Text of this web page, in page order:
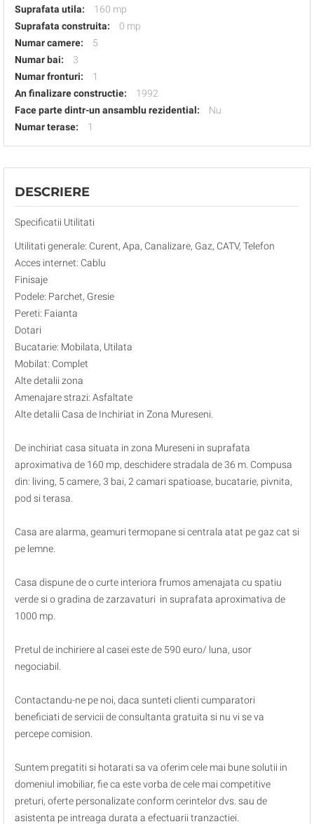
Suprafata utila:
160 mp
Suprafata construita:
0 mp
Numar camere:
5
Numar bai:
3
Numar fronturi:
1
An finalizare constructie:
1992
Face parte dintr-un ansamblu rezidential:
Nu
Numar terase:
1
DESCRIERE
Specificatii Utilitati
Utilitati generale: Curent, Apa, Canalizare, Gaz, CATV, Telefon
Acces internet: Cablu
Finisaje
Podele: Parchet, Gresie
Pereti: Faianta
Dotari
Bucatarie: Mobilata, Utilata
Mobilat: Complet
Alte detalii zona
Amenajare strazi: Asfaltate
Alte detalii Casa de Inchiriat in Zona Mureseni.
De inchiriat casa situata in zona Mureseni in suprafata
aproximativa de 160 mp, deschidere stradala de 36 m. Compusa
din: living, 5 camere, 3 bai, 2 camari spatioase, bucatarie, pivnita,
pod si terasa.
Casa are alarma, geamuri termopane si centrala atat pe gaz cat si
pe lemne.
Casa dispune de o curte interiora frumos amenajata cu spatiu
verde si o gradina de zarzavaturi in suprafata aproximativa de
1000 mp.
Pretul de inchiriere al casei este de 590 euro/ luna, usor
negociabil.
Contactandu-ne pe noi, daca sunteti clienti cumparatori
beneficiati de servicii de consultanta gratuita si nu vi se va
percepe comision.
Suntem pregatiti si hotarati sa va oferim cele mai bune solutii in
domeniul imobiliar, fie ca este vorba de cele mai competitive
preturi, oferte personalizate conform cerintelor dvs. sau de
asistenta pe intreaga durata a efectuarii tranzactiei.